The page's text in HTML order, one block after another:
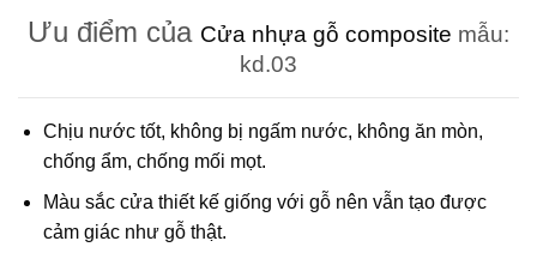
Ưu điểm của Cửa nhựa gỗ composite mẫu:
kd.03
Chịu nước tốt, không bị ngấm nước, không ăn mòn,
chống ẩm, chống mối mọt.
Màu sắc cửa thiết kế giống với gỗ nên vẫn tạo được
cảm giác như gỗ thật.